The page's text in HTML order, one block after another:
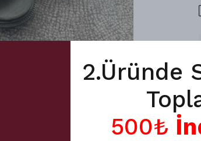
2.Üründe
500₺